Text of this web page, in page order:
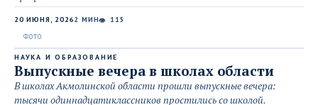
20 ИЮНЯ, 20262 МИН👁 115
НАУКА И ОБРАЗОВАНИЕ
Выпускные вечера в школах области
В школах Акмолинской области прошли выпускные вечера:
тысячи одиннадцатиклассников простились со школой.